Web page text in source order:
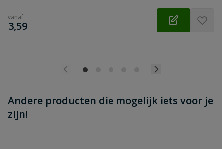
vanaf
€
3,59
Andere producten die mogelijk iets voor je
zijn!